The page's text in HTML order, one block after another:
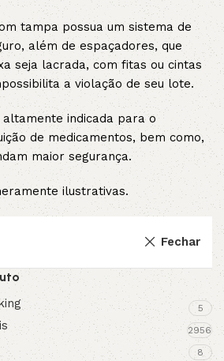
tampa possua um sistema de
além de espaçadores, que
seja lacrada, com fitas ou cintas
a violação de seu lote.
altamente indicada para o
de medicamentos, bem como,
maior segurança.
ilustrativas.
Fechar
5
2956
8